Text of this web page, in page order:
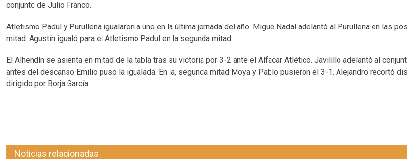
conjunto de Julio Franco.
Atletismo Padul y Purullena igualaron a uno en la última jornada del año. Migue Nadal adelantó al Purullena en las
mitad. Agustín igualó para el Atletismo Padul en la segunda mitad.
El Alhendín se asienta en mitad de la tabla tras su victoria por 3-2 ante el Alfacar Atlético. Javilillo adelantó al
antes del descanso Emilio puso la igualada. En la, segunda mitad Moya y Pablo pusieron el 3-1. Alejandro recortó
dirigido por Borja García.
Noticias relacionadas